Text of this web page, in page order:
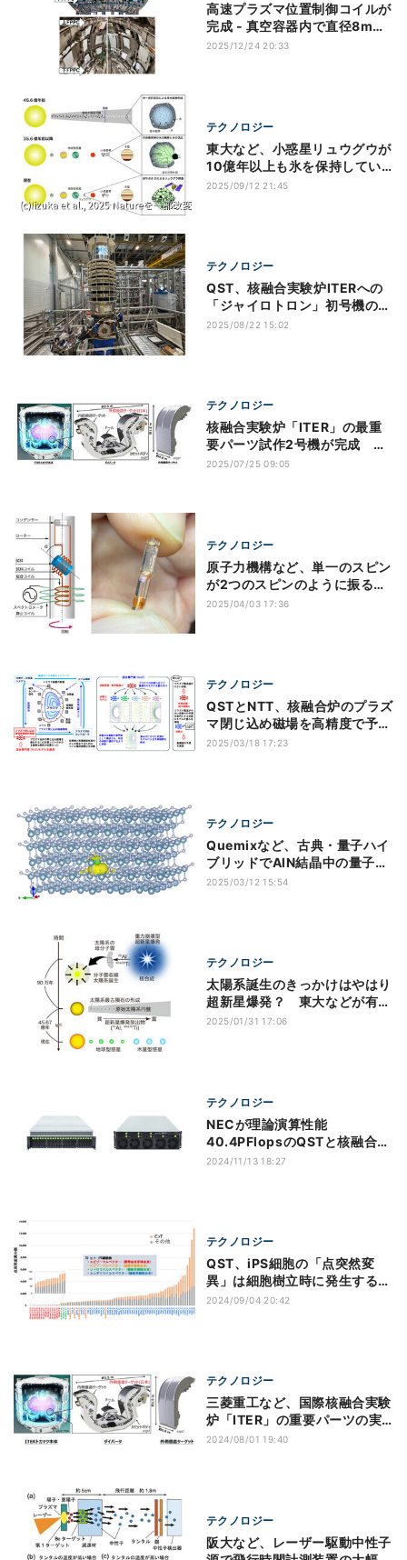
高速プラズマ位置制御コイルが
完成 - 真空容器内で直径8mの
コイルを高精度で製作
2025/12/24 20:33
テクノロジー
東大など、小惑星リュウグウが
10億年以上も氷を保持してい
たことを確認
2025/09/12 21:45
テクノロジー
QST、核融合実験炉ITERへの
「ジャイロトロン」初号機の据
え付け完了
2025/08/22 15:02
テクノロジー
核融合実験炉「ITER」の最重
要パーツ試作2号機が完成 日
立・QST発表
2025/07/25 09:05
テクノロジー
原子力機構など、単一のスピン
が2つのスピンのように振る舞
う新現象を発見
2025/04/03 17:36
テクノロジー
QSTとNTT、核融合炉のプラズ
マ閉じ込め磁場を高精度で予測
するAIを開発
2025/03/18 17:23
テクノロジー
Quemixなど、古典・量子ハイ
ブリッドでAlN結晶中の量子ビ
ットの予測に成功
2025/03/12 15:54
テクノロジー
太陽系誕生のきっかけはやはり
超新星爆発？ 東大などが有力
な証拠を発見
2025/01/31 17:06
テクノロジー
NECが理論演算性能
40.4PFlopsのQSTと核融合研
の次期スパコンシステムを受
2024/11/13 18:27
テクノロジー
QST、iPS細胞の「点突然変
異」は細胞樹立時に発生すると
全ゲノム解析で解明
2024/09/04 20:42
テクノロジー
三菱重工など、国際核融合実験
炉「ITER」の重要パーツの実
機量産化準備完了
2024/08/01 19:40
テクノロジー
阪大など、レーザー駆動中性子